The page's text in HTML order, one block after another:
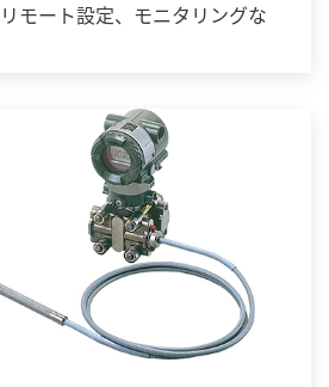
モート設定、モニタリングな
シール機構は、圧力計または
被測定流体が直接導入されて
るもので、キャピラリによっ
シール液を封入した状態で納